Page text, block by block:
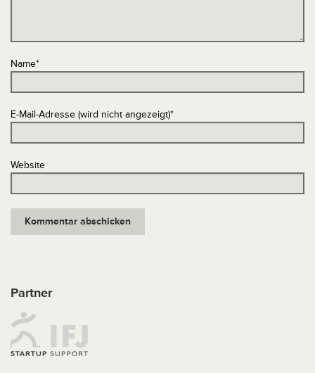
Name*
E-Mail-Adresse (wird nicht angezeigt)*
Website
Partner